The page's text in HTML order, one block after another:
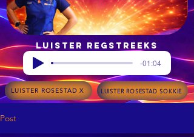
Luister regstreeks
-01:04
LUISTER ROSESTAD X LUISTER ROSESTAD SOKKIE
Post